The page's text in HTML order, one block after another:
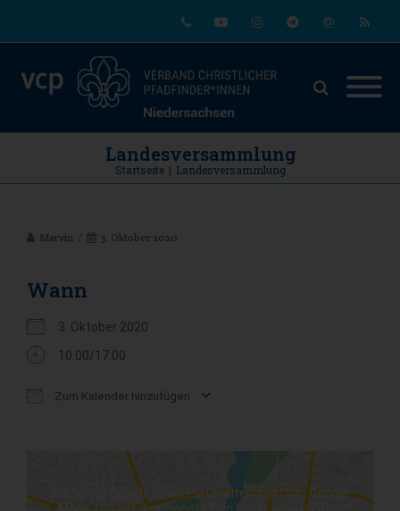
Landesversammlung
Startseite | Landesversammlung
Marvin 3. Oktober 2020
Wann
3. Oktober 2020
10:00/17:00
Zum Kalender hinzufügen
Sie sehen gerade einen Platzhalterinhalt vonGoogle